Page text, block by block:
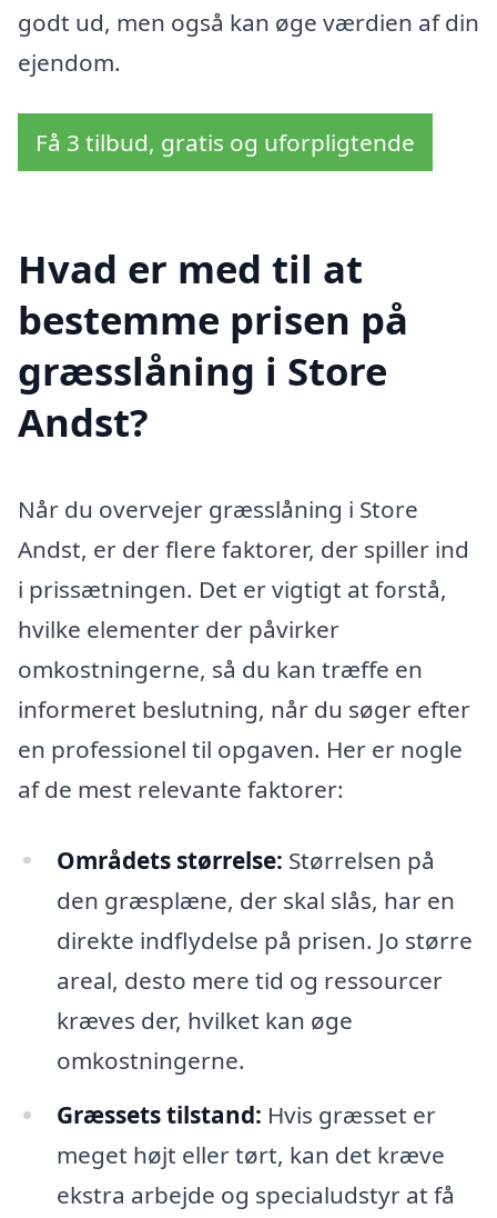
godt ud, men også kan øge værdien af din
ejendom.
Få 3 tilbud, gratis og uforpligtende
Hvad er med til at
bestemme prisen på
græsslåning i Store
Andst?
Når du overvejer græsslåning i Store
Andst, er der flere faktorer, der spiller ind
i prissætningen. Det er vigtigt at forstå,
hvilke elementer der påvirker
omkostningerne, så du kan træffe en
informeret beslutning, når du søger efter
en professionel til opgaven. Her er nogle
af de mest relevante faktorer:
Områdets størrelse: Størrelsen på
den græsplæne, der skal slås, har en
direkte indflydelse på prisen. Jo større
areal, desto mere tid og ressourcer
kræves der, hvilket kan øge
omkostningerne.
Græssets tilstand: Hvis græsset er
meget højt eller tørt, kan det kræve
ekstra arbejde og specialudstyr at få